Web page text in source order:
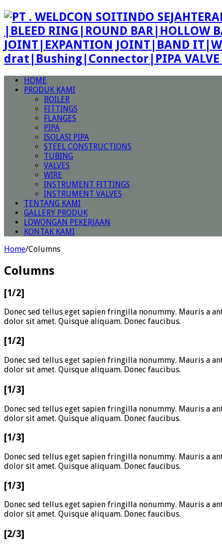
|BLEED RING|ROUND BAR|HOLLOW
JOINT|EXPANTION JOINT|BAND
drat|Bushing|Connector|PIPA VALVE
HOME
PRODUK KAMI
BOILER
FITTINGS
FLANGES
PIPA
ISOLASI PIPA
STEEL CONSTRUCTIONS
TUBING
VALVES
WIRE
INSTRUMENT FITTINGS
INSTRUMENT VALVES
TENTANG KAMI
GALLERY PRODUK
LOWONGAN PEKERJAAN
KONTAK KAMI
Home/Columns
Columns
[1/2]
Donec sed tellus eget sapien fringilla nonummy. Mauris a
dolor sit amet. Quisque aliquam. Donec faucibus.
[1/2]
Donec sed tellus eget sapien fringilla nonummy. Mauris a
dolor sit amet. Quisque aliquam. Donec faucibus.
[1/3]
Donec sed tellus eget sapien fringilla nonummy. Mauris a
dolor sit amet. Quisque aliquam. Donec faucibus.
[1/3]
Donec sed tellus eget sapien fringilla nonummy. Mauris a
dolor sit amet. Quisque aliquam. Donec faucibus.
[1/3]
Donec sed tellus eget sapien fringilla nonummy. Mauris a
dolor sit amet. Quisque aliquam. Donec faucibus.
[2/3]